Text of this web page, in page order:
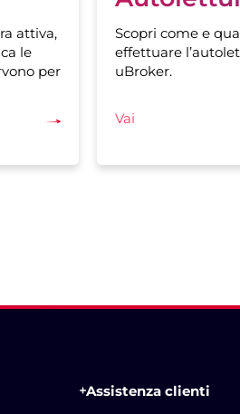
attiva,
le
per
Scopri come e
effettuare
uBroker.
Vai
Assistenza clienti